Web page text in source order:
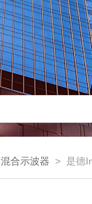
混合示波器 > 是德